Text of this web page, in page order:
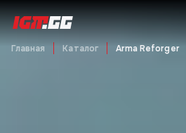
Главная Каталог Arma Reforger